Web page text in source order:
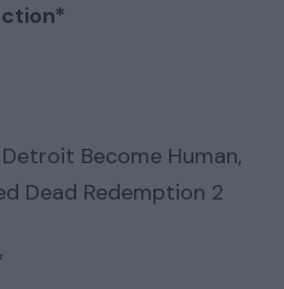
Become Human,
Dead Redemption 2